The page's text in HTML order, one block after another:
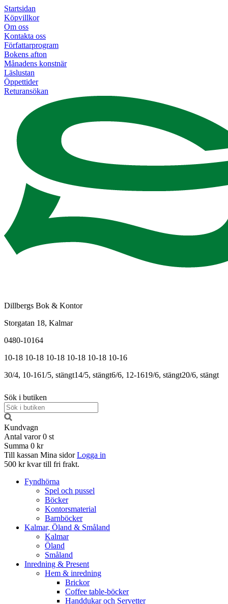
Startsidan
Köpvillkor
Om oss
Kontakta oss
Författarprogram
Bokens afton
Månadens konstnär
Läslustan
Öppettider
Returansökan
Dillbergs Bok & Kontor
Storgatan 18, Kalmar
0480-10164
10-18 10-18 10-18 10-18 10-18 10-16
30/4, 10-161/5, stängt14/5, stängt6/6, 12-1619/6, stängt20/6, stängt
Sök i butiken
Kundvagn
Antal varor 0 st
Summa 0 kr
Till kassan Mina sidor Logga in
500 kr kvar till fri frakt.
Fyndhörna
Spel och pussel
Böcker
Kontorsmaterial
Barnböcker
Kalmar, Öland & Småland
Kalmar
Öland
Småland
Inredning & Present
Hem & inredning
Brickor
Coffee table-böcker
Handdukar och Servetter